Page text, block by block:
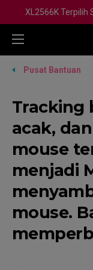
XL2566K Terpilih
Pusat Bantuan
Tracking
acak,
mouse
menjadi
mouse.